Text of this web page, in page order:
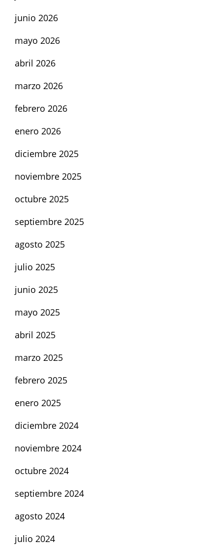
junio 2026
mayo 2026
abril 2026
marzo 2026
febrero 2026
enero 2026
diciembre 2025
noviembre 2025
octubre 2025
septiembre 2025
agosto 2025
julio 2025
junio 2025
mayo 2025
abril 2025
marzo 2025
febrero 2025
enero 2025
diciembre 2024
noviembre 2024
octubre 2024
septiembre 2024
agosto 2024
julio 2024